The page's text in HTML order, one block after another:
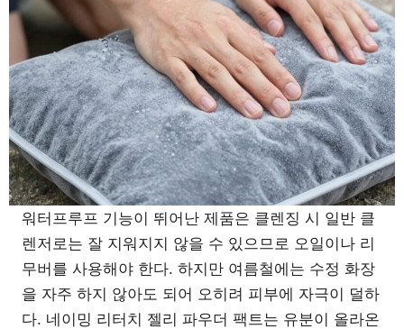
워터프루프 기능이 뛰어난 제품은 클렌징 시 일반 클
렌저로는 잘 지워지지 않을 수 있으므로 오일이나 리
무버를 사용해야 한다. 하지만 여름철에는 수정 화장
을 자주 하지 않아도 되어 오히려 피부에 자극이 덜하
다. 네이밍 리터치 젤리 파우더 팩트는 유분이 올라온